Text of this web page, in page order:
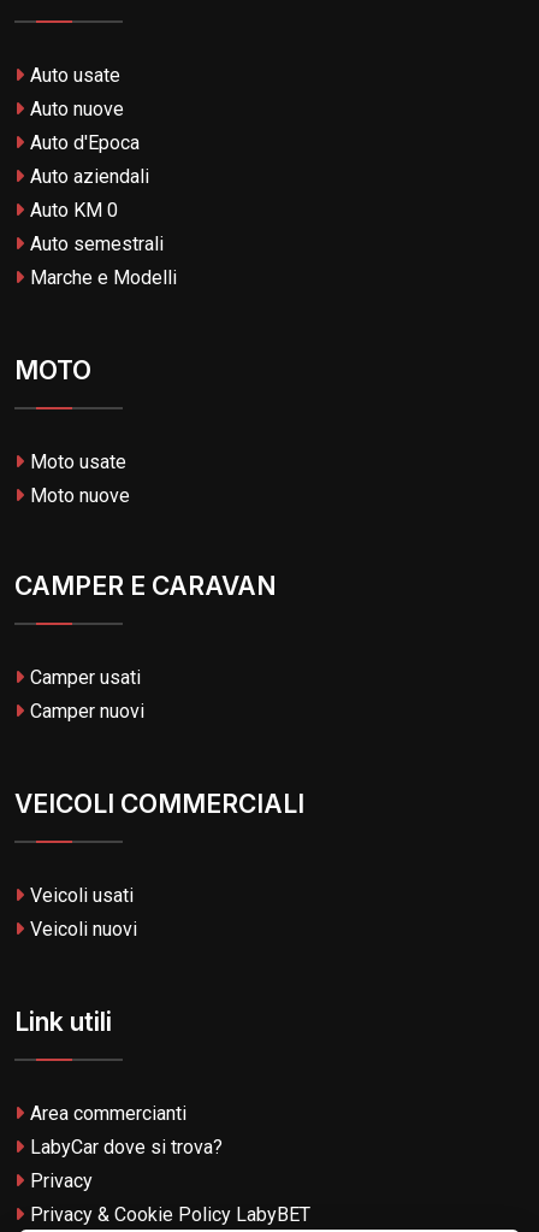
Auto usate
Auto nuove
Auto d'Epoca
Auto aziendali
Auto KM 0
Auto semestrali
Marche e Modelli
MOTO
Moto usate
Moto nuove
CAMPER E CARAVAN
Camper usati
Camper nuovi
VEICOLI COMMERCIALI
Veicoli usati
Veicoli nuovi
Link utili
Area commercianti
LabyCar dove si trova?
Privacy
Privacy & Cookie Policy LabyBET